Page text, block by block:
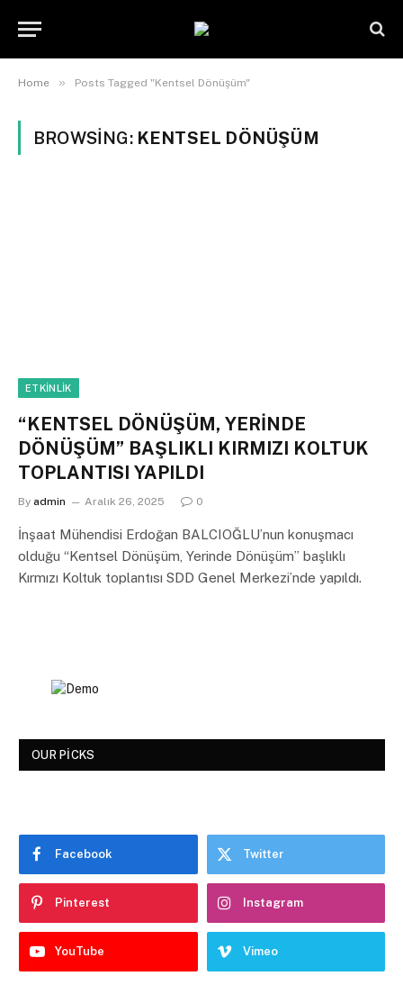
Home » Posts Tagged "Kentsel Dönüşüm"
BROWSING: KENTSEL DÖNÜŞÜM
ETKINLIK
“KENTSEL DÖNÜŞÜM, YERİNDE
DÖNÜŞÜM” BAŞLIKLI KIRMIZI KOLTUK
TOPLANTISI YAPILDI
By admin Aralık 26, 2025 0
İnşaat Mühendisi Erdoğan BALCIOĞLU’nun konuşmacı
olduğu “Kentsel Dönüşüm, Yerinde Dönüşüm” başlıklı
Kırmızı Koltuk toplantısı SDD Genel Merkezi’nde yapıldı.
OUR PICKS
Facebook Twitter
Pinterest Instagram
YouTube Vimeo